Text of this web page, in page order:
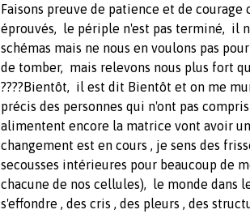
Faisons preuve de patience et de courage
éprouvés, le périple n'est pas terminé, il
schémas mais ne nous en voulons pas
de tomber, mais relevons nous plus fort
????Bientôt, il est dit Bientôt et on me
précis des personnes qui n'ont pas
alimentent encore la matrice vont avoir
changement est en cours , je sens des
secousses intérieures pour beaucoup de
chacune de nos cellules), le monde dans
s'effondre , des cris , des pleurs , des